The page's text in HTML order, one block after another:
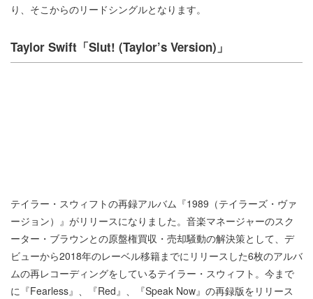
り、そこからのリードシングルとなります。
Taylor Swift「Slut! (Taylor’s Version)」
テイラー・スウィフトの再録アルバム『1989（テイラーズ・ヴァ
ージョン）』がリリースになりました。音楽マネージャーのスク
ーター・ブラウンとの原盤権買収・売却騒動の解決策として、デ
ビューから2018年のレーベル移籍までにリリースした6枚のアルバ
ムの再レコーディングをしているテイラー・スウィフト。今まで
に『Fearless』、『Red』、『Speak Now』の再録版をリリース